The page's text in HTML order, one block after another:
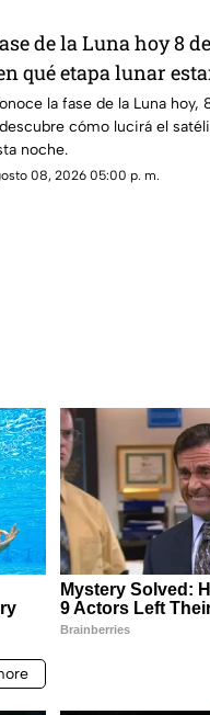
de la Luna hoy 8
qué etapa lunar
la fase de la Luna hoy,
cómo lucirá el
noche.
08, 2026 05:00 p. m.